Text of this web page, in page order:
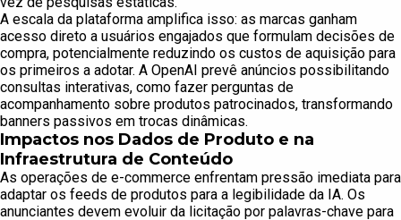
A escala da plataforma amplifica isso: as marcas ganham
acesso direto a usuários engajados que formulam decisões de
compra, potencialmente reduzindo os custos de aquisição para
os primeiros a adotar. A OpenAI prevê anúncios possibilitando
consultas interativas, como fazer perguntas de
acompanhamento sobre produtos patrocinados, transformando
banners passivos em trocas dinâmicas.
Impactos nos Dados de Produto e na
Infraestrutura de Conteúdo
As operações de e-commerce enfrentam pressão imediata para
adaptar os feeds de produtos para a legibilidade da IA. Os
anunciantes devem evoluir da licitação por palavras-chave para